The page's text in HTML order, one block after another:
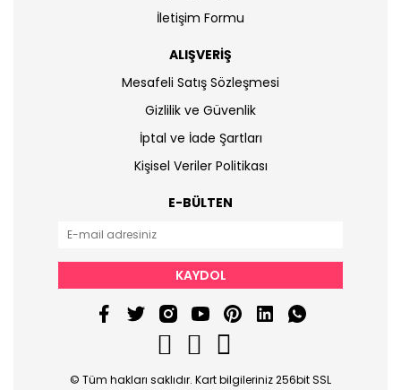
İletişim Formu
ALIŞVERİŞ
Mesafeli Satış Sözleşmesi
Gizlilik ve Güvenlik
İptal ve İade Şartları
Kişisel Veriler Politikası
E-BÜLTEN
KAYDOL
© Tüm hakları saklıdır. Kart bilgileriniz 256bit SSL